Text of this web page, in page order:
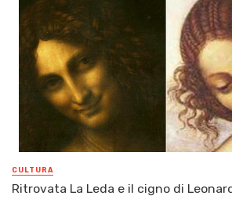
CULTURA
Ritrovata La Leda e il cigno di